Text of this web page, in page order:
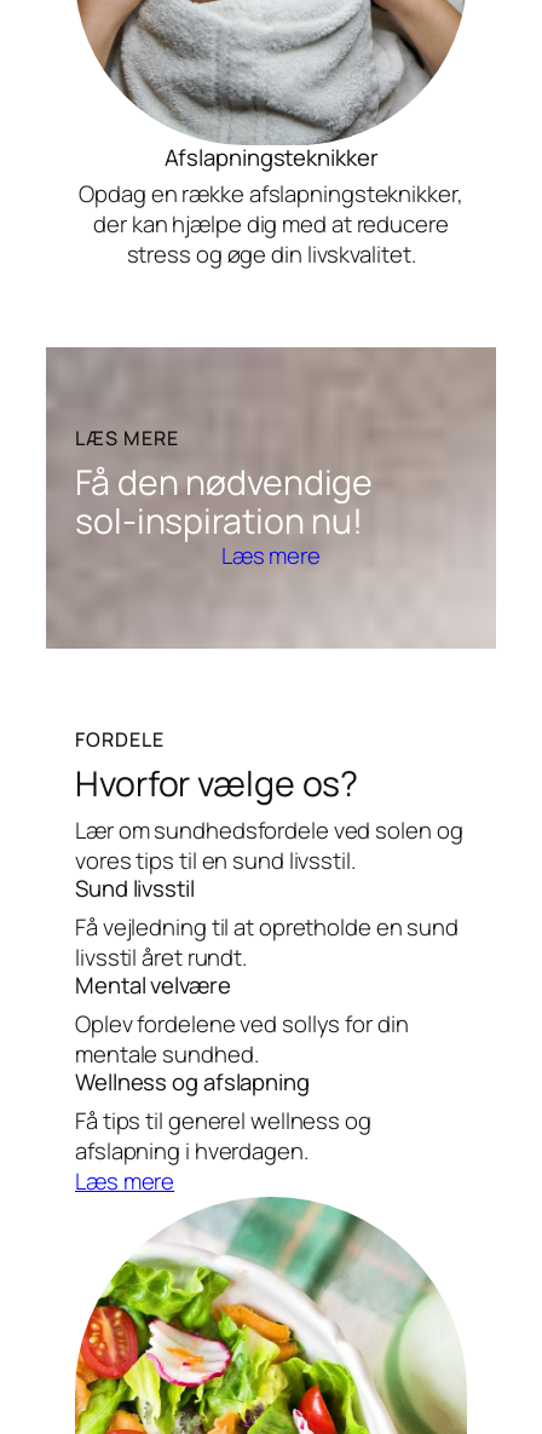
Afslapningsteknikker
Opdag en række afslapningsteknikker,
der kan hjælpe dig med at reducere
stress og øge din livskvalitet.
LÆS MERE
Få den nødvendige
sol-inspiration nu!
Læs mere
FORDELE
Hvorfor vælge os?
Lær om sundhedsfordele ved solen og
vores tips til en sund livsstil.
Sund livsstil
Få vejledning til at opretholde en sund
livsstil året rundt.
Mental velvære
Oplev fordelene ved sollys for din
mentale sundhed.
Wellness og afslapning
Få tips til generel wellness og
afslapning i hverdagen.
Læs mere